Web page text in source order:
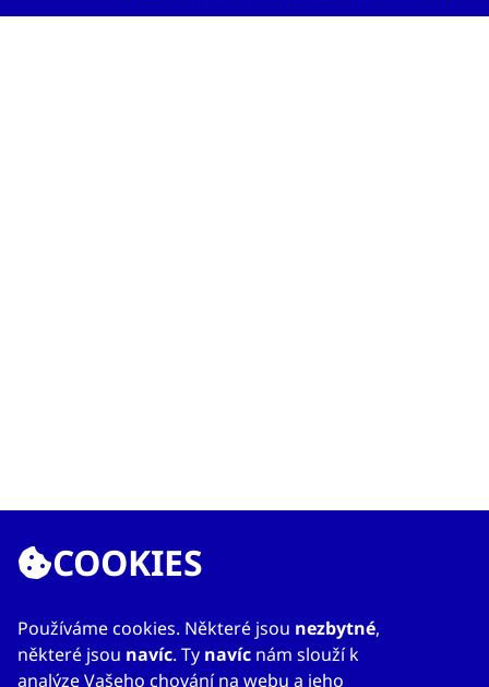
COOKIES
Používáme cookies. Některé jsou nezbytné,
některé jsou navíc. Ty navíc nám slouží k
analýze Vašeho chování na webu a jeho